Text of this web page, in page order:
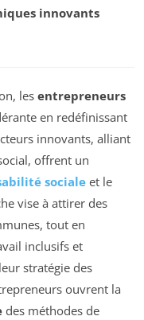
innovants
les entrepreneurs
en redéfinissant
innovants, alliant
offrent un
socialeet le
vise à attirer des
tout en
inclusifs et
stratégie des
ouvrent la
des méthodes de